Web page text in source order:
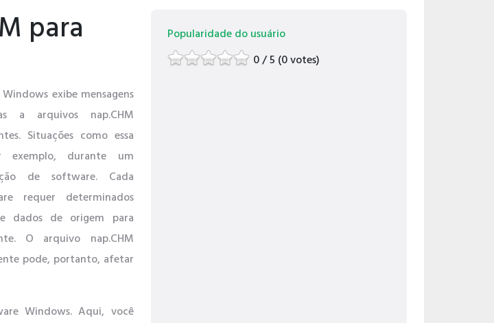
para
exibe mensagens
a arquivos nap.CHM
Situações como essa
exemplo, durante um
de software. Cada
requer determinados
dados de origem para
O arquivo nap.CHM
pode, portanto, afetar
Windows. Aqui, você
Popularidade do usuário
0 / 5 (0 votes)